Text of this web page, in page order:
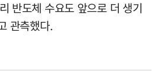
반도체 수요도 앞으로 더 생기
관측했다.